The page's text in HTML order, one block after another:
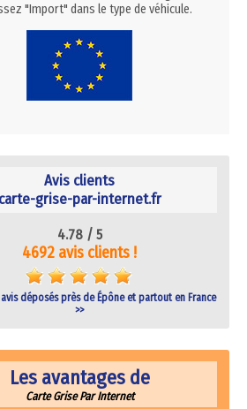
"Import" dans le type de véhicule.
Avis clients
carte-grise-par-internet.fr
4.78 / 5
4692 avis clients !
déposés près de Épône et partout en France
>>
Les avantages de
Carte Grise Par Internet